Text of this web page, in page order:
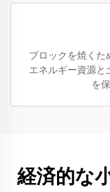
ブロックを焼くた
エネルギー資源
を
経済的な